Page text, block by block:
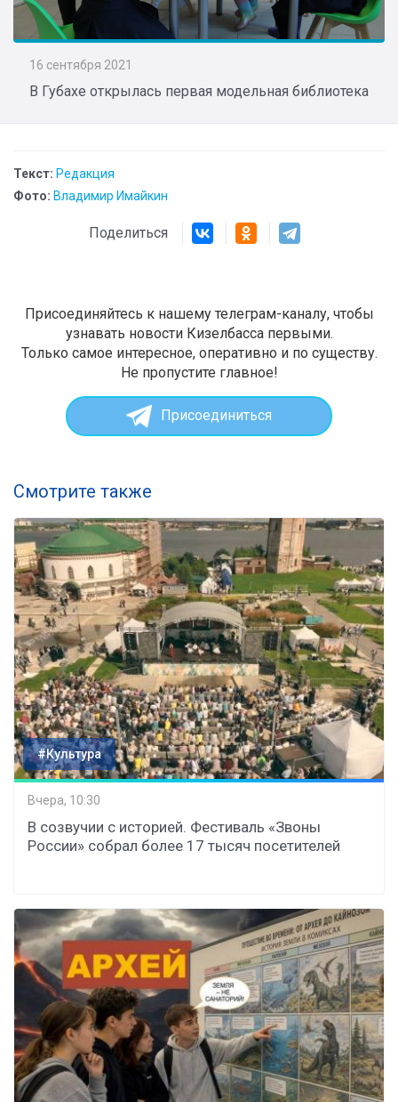
16 сентября 2021
В Губахе открылась первая модельная библиотека
Текст: Редакция
Фото: Владимир Имайкин
Поделиться
Присоединяйтесь к нашему телеграм-каналу, чтобы
узнавать новости Кизелбасса первыми.
Только самое интересное, оперативно и по существу.
Не пропустите главное!
Присоединиться
Смотрите также
#Культура
Вчера, 10:30
В созвучии с историей. Фестиваль «Звоны
России» собрал более 17 тысяч посетителей